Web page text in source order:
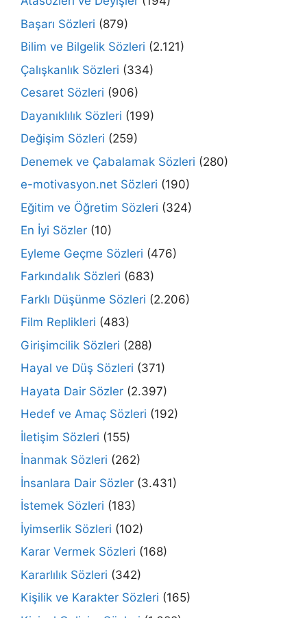
Başarı Sözleri (879)
Bilim ve Bilgelik Sözleri (2.121)
Çalışkanlık Sözleri (334)
Cesaret Sözleri (906)
Dayanıklılık Sözleri (199)
Değişim Sözleri (259)
Denemek ve Çabalamak Sözleri (280)
e-motivasyon.net Sözleri (190)
Eğitim ve Öğretim Sözleri (324)
En İyi Sözler (10)
Eyleme Geçme Sözleri (476)
Farkındalık Sözleri (683)
Farklı Düşünme Sözleri (2.206)
Film Replikleri (483)
Girişimcilik Sözleri (288)
Hayal ve Düş Sözleri (371)
Hayata Dair Sözler (2.397)
Hedef ve Amaç Sözleri (192)
İletişim Sözleri (155)
İnanmak Sözleri (262)
İnsanlara Dair Sözler (3.431)
İstemek Sözleri (183)
İyimserlik Sözleri (102)
Karar Vermek Sözleri (168)
Kararlılık Sözleri (342)
Kişilik ve Karakter Sözleri (165)